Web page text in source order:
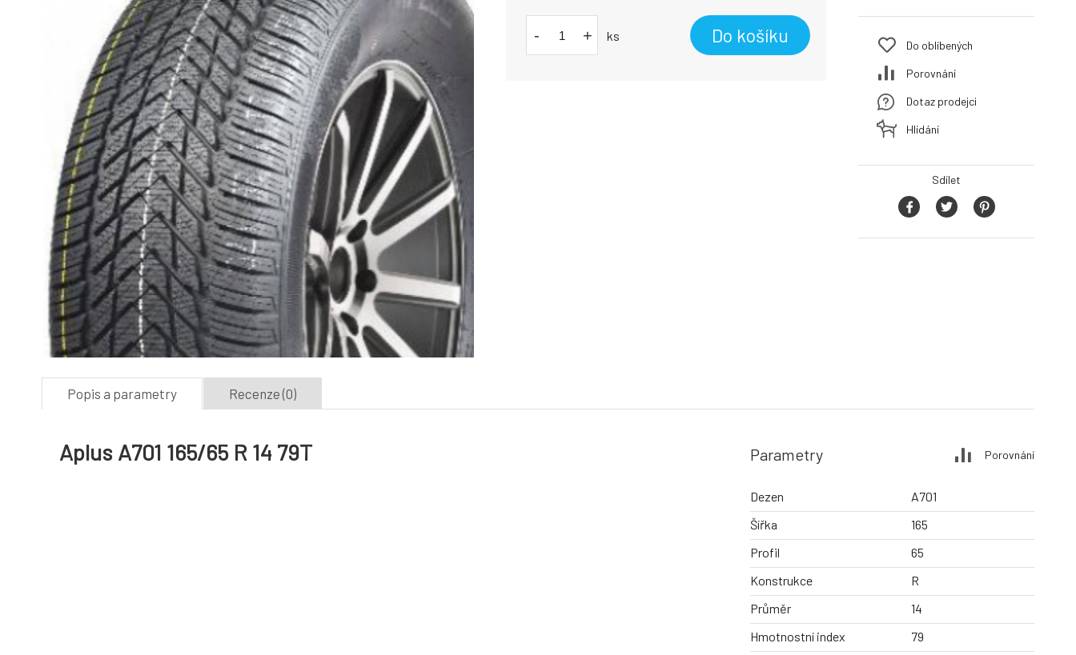
- + ks Do košíku Do oblíbených
Porovnání
Dotaz prodejci
Hlídání
Sdílet
Popis a parametry Recenze (0)
Aplus A701 165/65 R 14 79T Parametry Porovnání
Dezen
A701
Šířka
165
Profil
65
Konstrukce
R
Průměr
14
Hmotnostní index
79